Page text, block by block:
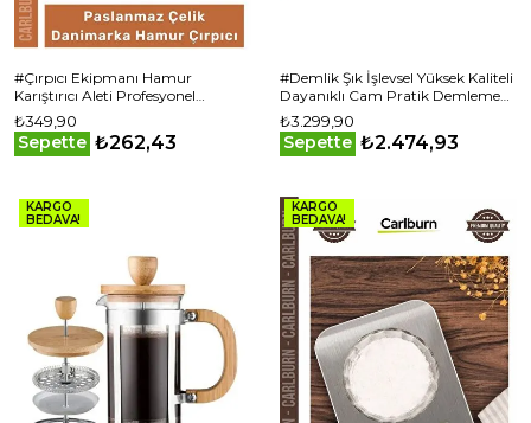
#Çırpıcı Ekipmanı Hamur
Karıştırıcı Aleti Profesyonel
Paslanmaz Çelik Danimarka
Hamur Çırpıcı
₺349,90
Sepette ₺262,43
#Demlik Şık İşlevsel Yüksek Kaliteli
Dayanıklı Cam Pratik Demleme
Otomatik Bitki Çayı Demliği
₺3.299,90
Sepette ₺2.474,93
KARGO
BEDAVA!
KARGO
BEDAVA!